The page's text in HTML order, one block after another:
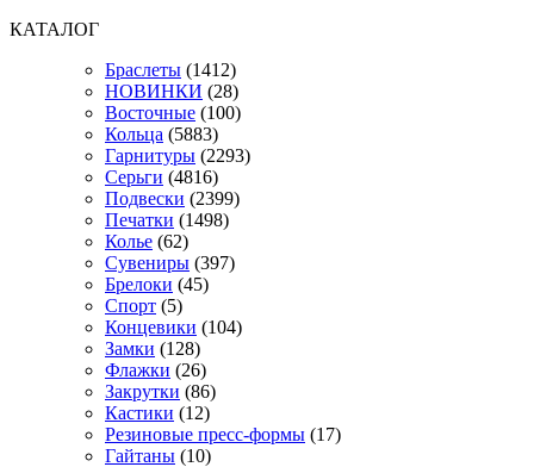
КАТАЛОГ
Браслеты (1412)
НОВИНКИ (28)
Восточные (100)
Кольца (5883)
Гарнитуры (2293)
Серьги (4816)
Подвески (2399)
Печатки (1498)
Колье (62)
Сувениры (397)
Брелоки (45)
Спорт (5)
Концевики (104)
Замки (128)
Флажки (26)
Закрутки (86)
Кастики (12)
Резиновые пресс-формы (17)
Гайтаны (10)